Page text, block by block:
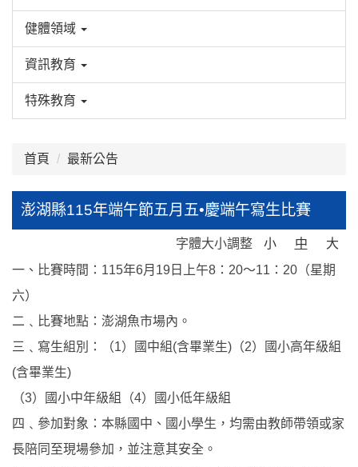
健體領域
資訊教育
特殊教育
首頁 最新公告
澎湖縣115年端午節五月五•慶端午寫生比賽
字體大小調整 小 中
大
一、比賽時間：115年6月19日上午8：20〜11：20（星期
六）
二﹑比賽地點：澎湖魚市場內。
三﹑寫生組別：（1）國中組(含畢業生)（2）國小高年級組
(含畢業生)
（3）國小中年級組（4）國小低年級組
四﹑參加對象：本縣國中、國小學生，均需由教師帶領或家
長陪同至現場參加，並注意其安全。